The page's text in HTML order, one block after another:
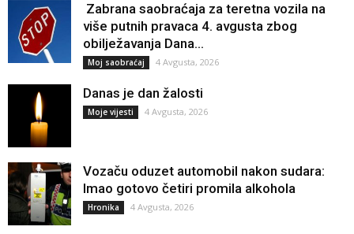
Zabrana saobraćaja za teretna vozila na
više putnih pravaca 4. avgusta zbog
obilježavanja Dana...
Moj saobraćaj 4 Avgusta, 2026
Danas je dan žalosti
Moje vijesti 4 Avgusta, 2026
Vozaču oduzet automobil nakon sudara:
Imao gotovo četiri promila alkohola
Hronika 4 Avgusta, 2026